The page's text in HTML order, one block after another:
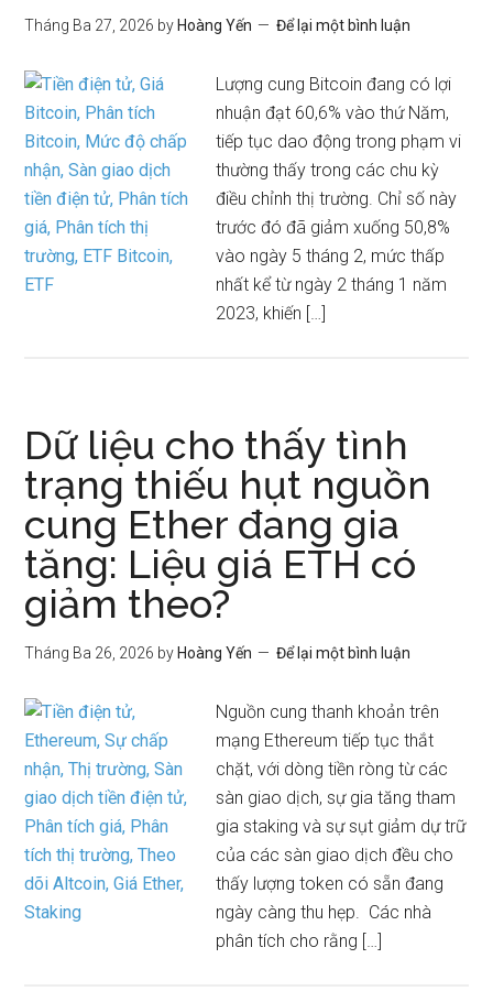
Tháng Ba 27, 2026 by Hoàng Yến Để lại một bình luận
Lượng cung Bitcoin đang có lợi
nhuận đạt 60,6% vào thứ Năm,
tiếp tục dao động trong phạm vi
thường thấy trong các chu kỳ
điều chỉnh thị trường. Chỉ số này
trước đó đã giảm xuống 50,8%
vào ngày 5 tháng 2, mức thấp
nhất kể từ ngày 2 tháng 1 năm
2023, khiến […]
Dữ liệu cho thấy tình
trạng thiếu hụt nguồn
cung Ether đang gia
tăng: Liệu giá ETH có
giảm theo?
Tháng Ba 26, 2026 by Hoàng Yến Để lại một bình luận
Nguồn cung thanh khoản trên
mạng Ethereum tiếp tục thắt
chặt, với dòng tiền ròng từ các
sàn giao dịch, sự gia tăng tham
gia staking và sự sụt giảm dự trữ
của các sàn giao dịch đều cho
thấy lượng token có sẵn đang
ngày càng thu hẹp. Các nhà
phân tích cho rằng […]